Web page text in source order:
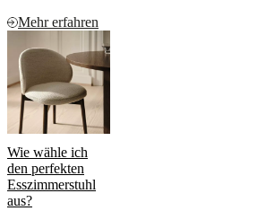
Mehr erfahren
Wie wähle ich
den perfekten
Esszimmerstuhl
aus?